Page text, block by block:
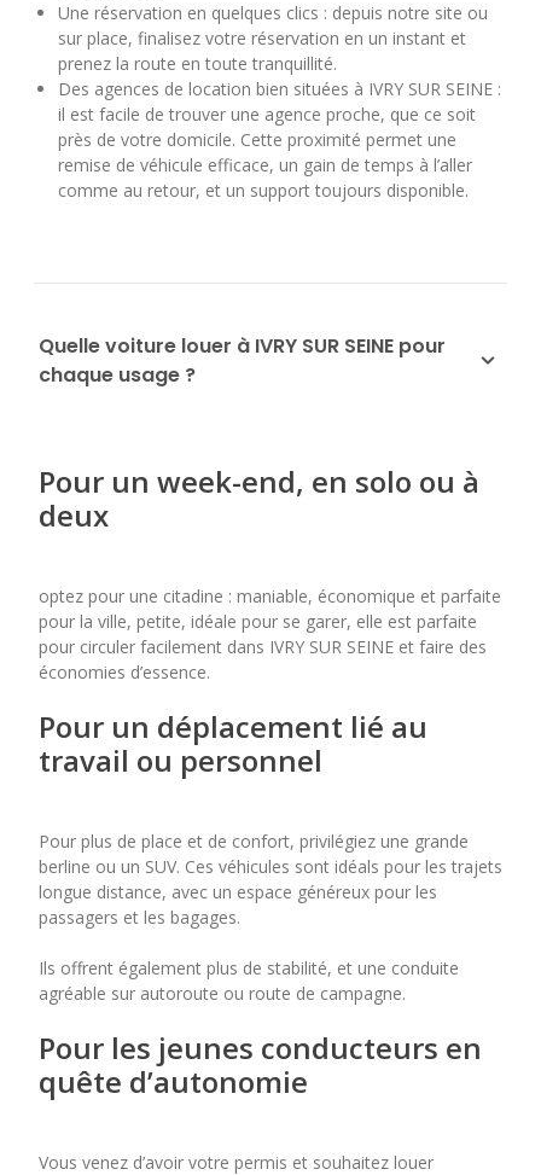
Une réservation en quelques clics : depuis notre site ou
sur place, finalisez votre réservation en un instant et
prenez la route en toute tranquillité.
Des agences de location bien situées à IVRY SUR SEINE :
il est facile de trouver une agence proche, que ce soit
près de votre domicile. Cette proximité permet une
remise de véhicule efficace, un gain de temps à l’aller
comme au retour, et un support toujours disponible.
Quelle voiture louer à IVRY SUR SEINE pour
chaque usage ?
Pour un week-end, en solo ou à
deux
optez pour une citadine : maniable, économique et parfaite
pour la ville, petite, idéale pour se garer, elle est parfaite
pour circuler facilement dans IVRY SUR SEINE et faire des
économies d’essence.
Pour un déplacement lié au
travail ou personnel
Pour plus de place et de confort, privilégiez une grande
berline ou un SUV. Ces véhicules sont idéals pour les trajets
longue distance, avec un espace généreux pour les
passagers et les bagages.
Ils offrent également plus de stabilité, et une conduite
agréable sur autoroute ou route de campagne.
Pour les jeunes conducteurs en
quête d’autonomie
Vous venez d’avoir votre permis et souhaitez louer